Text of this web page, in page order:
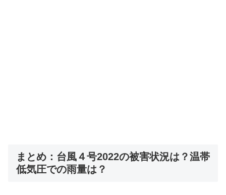
まとめ：台風４号2022の被害状況は？温帯
低気圧での雨量は？